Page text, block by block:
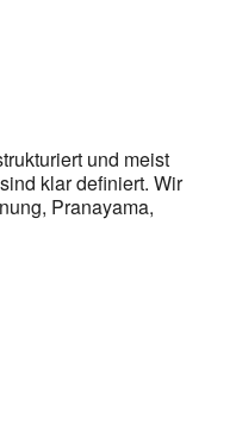
und meist
klar definiert. Wir
Pranayama,